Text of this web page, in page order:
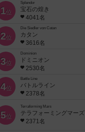
1位
Splendor
宝石の煌き
4041名
2位
Die Siedler von Catan
カタン
3616名
3位
Dominion
ドミニオン
2530名
4位
Battle Line
バトルライン
2378名
5位
Terraforming Mars
テラフォーミングマーズ
2371名